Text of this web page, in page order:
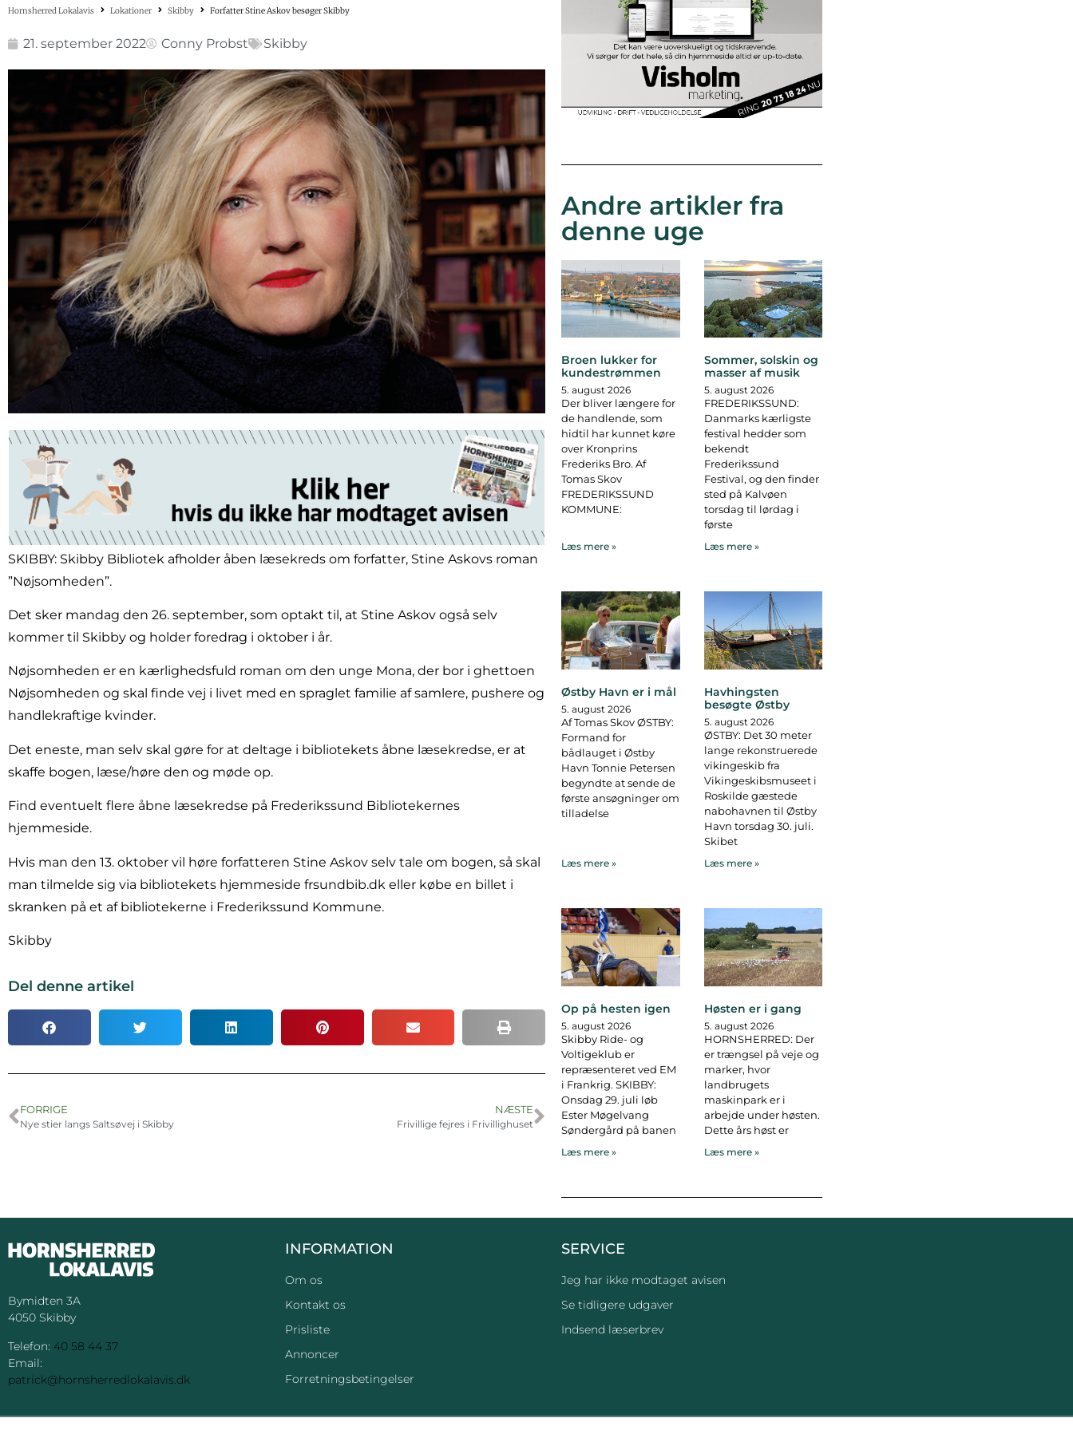
Hornsherred Lokalavis Lokationer Skibby Forfatter Stine Askov besøger Skibby
21. september 2022 Conny Probst Skibby
SKIBBY: Skibby Bibliotek afholder åben læsekreds om forfatter, Stine Askovs roman
”Nøjsomheden”.
Det sker mandag den 26. september, som optakt til, at Stine Askov også selv
kommer til Skibby og holder foredrag i oktober i år.
Nøjsomheden er en kærlighedsfuld roman om den unge Mona, der bor i ghettoen
Nøjsomheden og skal finde vej i livet med en spraglet familie af samlere, pushere og
handlekraftige kvinder.
Det eneste, man selv skal gøre for at deltage i bibliotekets åbne læsekredse, er at
skaffe bogen, læse/høre den og møde op.
Find eventuelt flere åbne læsekredse på Frederikssund Bibliotekernes
hjemmeside.
Hvis man den 13. oktober vil høre forfatteren Stine Askov selv tale om bogen, så skal
man tilmelde sig via bibliotekets hjemmeside frsundbib.dk eller købe en billet i
skranken på et af bibliotekerne i Frederikssund Kommune.
Skibby
Del denne artikel
FORRIGE
Nye stier langs Saltsøvej i Skibby
NÆSTE
Frivillige fejres i Frivillighuset
Andre artikler fra
denne uge
Broen lukker for
kundestrømmen
5. august 2026
Der bliver længere for
de handlende, som
hidtil har kunnet køre
over Kronprins
Frederiks Bro. Af
Tomas Skov
FREDERIKSSUND
KOMMUNE:
Læs mere »
Sommer, solskin og
masser af musik
5. august 2026
FREDERIKSSUND:
Danmarks kærligste
festival hedder som
bekendt
Frederikssund
Festival, og den finder
sted på Kalvøen
torsdag til lørdag i
første
Læs mere »
Østby Havn er i mål
5. august 2026
Af Tomas Skov ØSTBY:
Formand for
bådlauget i Østby
Havn Tonnie Petersen
begyndte at sende de
første ansøgninger om
tilladelse
Læs mere »
Havhingsten
besøgte Østby
5. august 2026
ØSTBY: Det 30 meter
lange rekonstruerede
vikingeskib fra
Vikingeskibsmuseet i
Roskilde gæstede
nabohavnen til Østby
Havn torsdag 30. juli.
Skibet
Læs mere »
Op på hesten igen
5. august 2026
Skibby Ride- og
Voltigeklub er
repræsenteret ved EM
i Frankrig. SKIBBY:
Onsdag 29. juli løb
Ester Møgelvang
Søndergård på banen
Læs mere »
Høsten er i gang
5. august 2026
HORNSHERRED: Der
er trængsel på veje og
marker, hvor
landbrugets
maskinpark er i
arbejde under høsten.
Dette års høst er
Læs mere »
Bymidten 3A
4050 Skibby
Telefon: 40 58 44 37
Email:
patrick@hornsherredlokalavis.dk
INFORMATION
Om os
Kontakt os
Prisliste
Annoncer
Forretningsbetingelser
SERVICE
Jeg har ikke modtaget avisen
Se tidligere udgaver
Indsend læserbrev